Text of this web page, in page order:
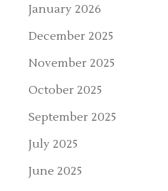
January 2026
December 2025
November 2025
October 2025
September 2025
July 2025
June 2025